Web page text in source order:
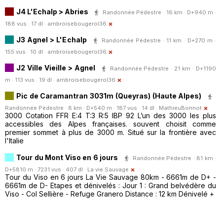
J4 L'Echalp > Abries
Randonnée Pédestre · 16 km · D+940 m ·
188 vus · 17 dl · ambroisebougerol36
J3 Agnel > L'Echalp
Randonnée Pédestre · 11 km · D+270 m ·
155 vus · 10 dl · ambroisebougerol36
J2 Ville Vieille > Agnel
Randonnée Pédestre · 21 km · D+1190
m · 113 vus · 19 dl · ambroisebougerol36
Pic de Caramantran 3031m (Queyras) (Haute Alpes)
Randonnée Pédestre · 8 km · D+540 m · 187 vus · 14 dl · MathieuBonnot
3000 Cotation FFR E:4 T:3 R:5 IBP 92 L’un des 3000 les plus
accessibles des Alpes françaises. souvent choisit comme
premier sommet à plus de 3000 m. Situé sur la frontière avec
l'Italie
Tour du Mont Viso en 6 jours
Randonnée Pédestre · 81 km ·
D+5810 m · 7231 vus · 407 dl · La vie Sauvage
Tour du Viso en 6 jours La Vie Sauvage 80km - 6661m de D+ -
6661m de D- Etapes et dénivelés : Jour 1 : Grand belvédère du
Viso - Col Sellière - Refuge Granero Distance : 12 km Dénivelé +